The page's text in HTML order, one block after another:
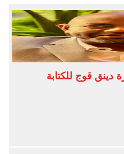
دينق قوج للكتابة